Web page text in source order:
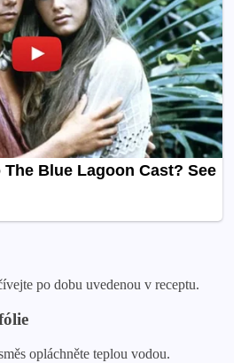
po dobu uvedenou v receptu.
opláchněte teplou vodou.